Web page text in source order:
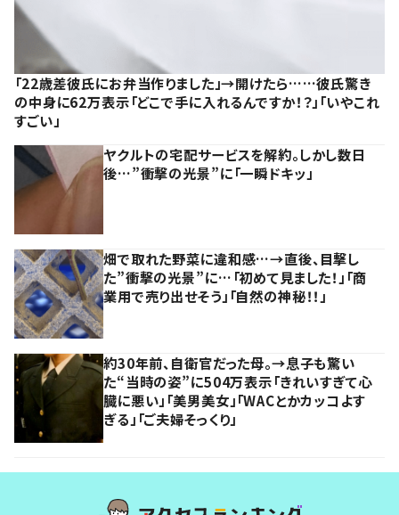
「22歳差彼氏にお弁当作りました」→開けたら……彼氏驚き
の中身に62万表示「どこで手に入れるんですか！？」「いやこれ
すごい」
ヤクルトの宅配サービスを解約。しかし数日
後…”衝撃の光景”に「一瞬ドキッ」
畑で取れた野菜に違和感…→直後、目撃し
た”衝撃の光景”に…「初めて見ました！」「商
業用で売り出せそう」「自然の神秘！！」
約30年前、自衛官だった母。→息子も驚い
た“当時の姿”に504万表示「きれいすぎて心
臓に悪い」「美男美女」「WACとかカッコよす
ぎる」「ご夫婦そっくり」